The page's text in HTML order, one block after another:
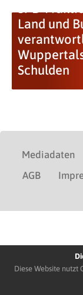
SPD-
Land und
Schulden
Mediadaten
AGB
Diese Website nutzt